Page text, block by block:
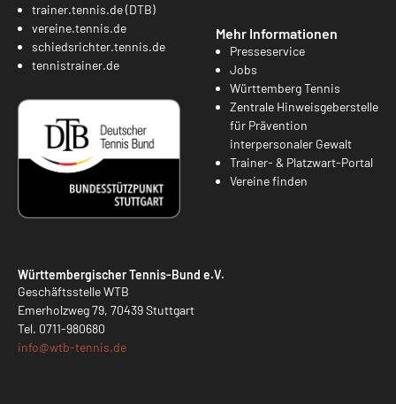
trainer.tennis.de (DTB)
vereine.tennis.de
schiedsrichter.tennis.de
tennistrainer.de
Mehr Informationen
Presseservice
Jobs
Württemberg Tennis
Zentrale Hinweisgeberstelle
für Prävention
interpersonaler Gewalt
Trainer- & Platzwart-Portal
Vereine finden
Württembergischer Tennis-Bund e.V.
Geschäftsstelle WTB
Emerholzweg 79, 70439 Stuttgart
Tel. 0711-980680
info@wtb-tennis.de